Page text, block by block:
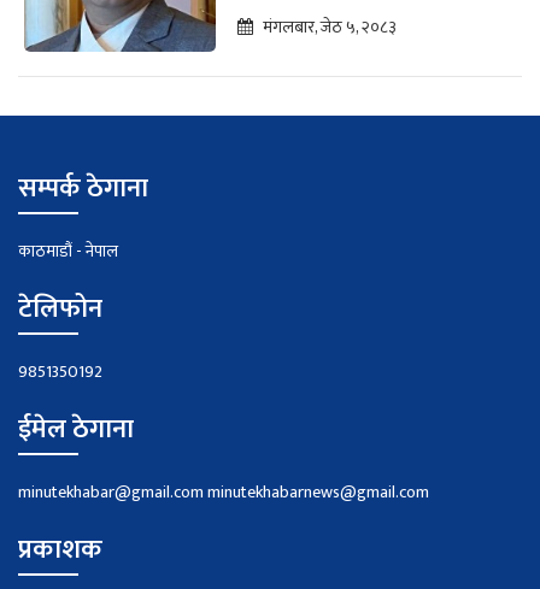
मंगलबार, जेठ ५, २०८३
सम्पर्क ठेगाना
काठमाडौं - नेपाल
टेलिफोन
9851350192
ईमेल ठेगाना
minutekhabar@gmail.comminutekhabarnews@gmail.com
प्रकाशक